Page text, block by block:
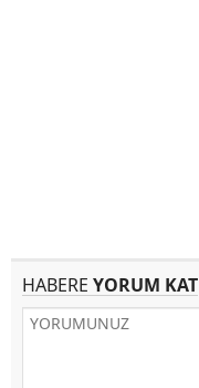
HABERE YORUM KAT